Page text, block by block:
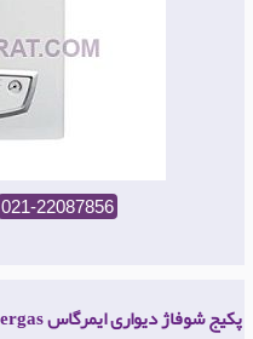
021-22087856
پکیج شوفاژ دیواری ایمرگاس immergas مدل MINI EOLO PRO 28